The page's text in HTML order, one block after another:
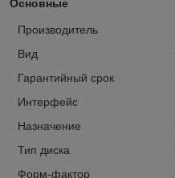
Основные
Производитель
Вид
Гарантийный срок
Интерфейс
Назначение
Тип диска
Форм-фактор